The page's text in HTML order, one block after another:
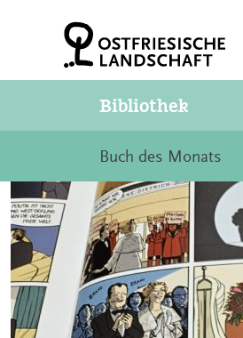
Bibliothek
Buch des Monats